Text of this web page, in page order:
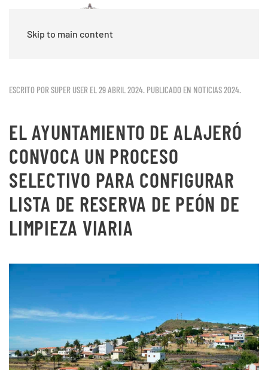
Skip to main content
ESCRITO POR SUPER USER EL29 ABRIL 2024. PUBLICADO EN NOTICIAS 2024.
EL AYUNTAMIENTO DE ALAJERÓ
CONVOCA UN PROCESO
SELECTIVO PARA CONFIGURAR
LISTA DE RESERVA DE PEÓN DE
LIMPIEZA VIARIA